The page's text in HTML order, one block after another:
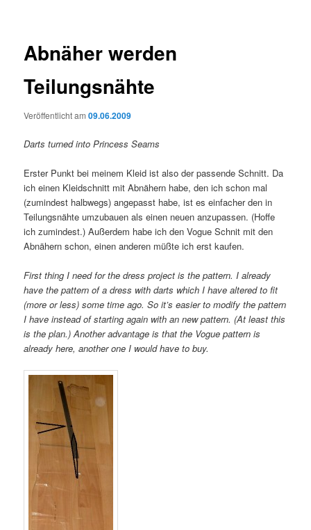
Abnäher werden
Teilungsnähte
Veröffentlicht am09.06.2009
Darts turned into Princess Seams
Erster Punkt bei meinem Kleid ist also der passende Schnitt. Da
ich einen Kleidschnitt mit Abnähern habe, den ich schon mal
(zumindest halbwegs) angepasst habe, ist es einfacher den in
Teilungsnähte umzubauen als einen neuen anzupassen. (Hoffe
ich zumindest.) Außerdem habe ich den Vogue Schnit mit den
Abnähern schon, einen anderen müßte ich erst kaufen.
First thing I need for the dress project is the pattern. I already
have the pattern of a dress with darts which I have altered to fit
(more or less) some time ago. So it’s easier to modify the pattern
I have instead of starting again with an new pattern. (At least this
is the plan.) Another advantage is that the Vogue pattern is
already here, another one I would have to buy.